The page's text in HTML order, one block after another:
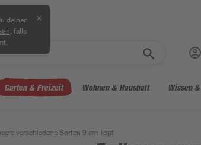
deinen
, falls
✕
Garten & Freizeit Wohnen & Haushalt Wissen
verschiedene Sorten 9 cm Topf